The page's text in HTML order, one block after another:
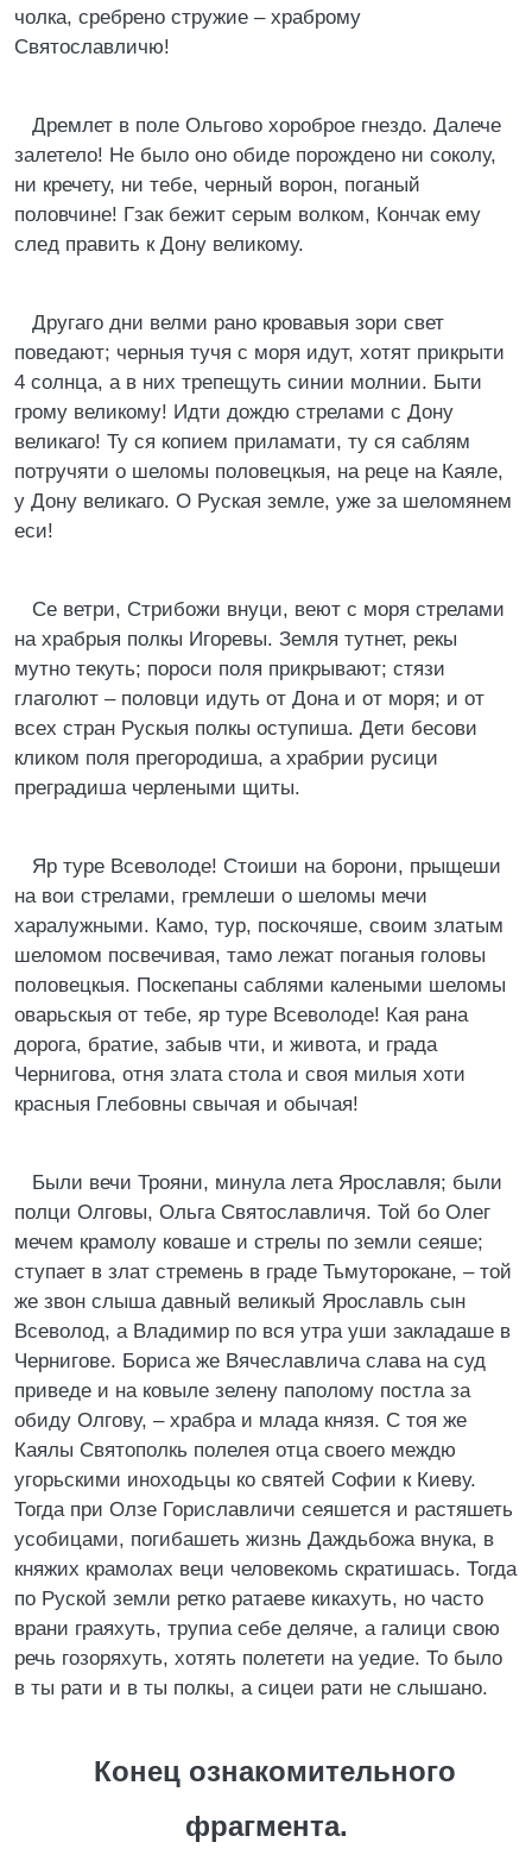
чолка, сребрено стружие – храброму
Святославличю!
Дремлет в поле Ольгово хороброе гнездо. Далече
залетело! Не было оно обиде порождено ни соколу,
ни кречету, ни тебе, черный ворон, поганый
половчине! Гзак бежит серым волком, Кончак ему
след править к Дону великому.
Другаго дни велми рано кровавыя зори свет
поведают; черныя тучя с моря идут, хотят прикрыти
4 солнца, а в них трепещуть синии молнии. Быти
грому великому! Идти дождю стрелами с Дону
великаго! Ту ся копием приламати, ту ся саблям
потручяти о шеломы половецкыя, на реце на Каяле,
у Дону великаго. О Руская земле, уже за шеломянем
еси!
Се ветри, Стрибожи внуци, веют с моря стрелами
на храбрыя полкы Игоревы. Земля тутнет, рекы
мутно текуть; пороси поля прикрывают; стязи
глаголют – половци идуть от Дона и от моря; и от
всех стран Рускыя полкы оступиша. Дети бесови
кликом поля прегородиша, а храбрии русици
преградиша черлеными щиты.
Яр туре Всеволоде! Стоиши на борони, прыщеши
на вои стрелами, гремлеши о шеломы мечи
харалужными. Камо, тур, поскочяше, своим златым
шеломом посвечивая, тамо лежат поганыя головы
половецкыя. Поскепаны саблями калеными шеломы
оварьскыя от тебе, яр туре Всеволоде! Кая рана
дорога, братие, забыв чти, и живота, и града
Чернигова, отня злата стола и своя милыя хоти
красныя Глебовны свычая и обычая!
Были вечи Трояни, минула лета Ярославля; были
полци Олговы, Ольга Святославличя. Той бо Олег
мечем крамолу коваше и стрелы по земли сеяше;
ступает в злат стремень в граде Тьмуторокане, – той
же звон слыша давный великый Ярославль сын
Всеволод, а Владимир по вся утра уши закладаше в
Чернигове. Бориса же Вячеславлича слава на суд
приведе и на ковыле зелену паполому постла за
обиду Олгову, – храбра и млада князя. С тоя же
Каялы Святополкь полелея отца своего междю
угорьскими иноходьцы ко святей Софии к Киеву.
Тогда при Олзе Гориславличи сеяшется и растяшеть
усобицами, погибашеть жизнь Даждьбожа внука, в
княжих крамолах веци человекомь скратишась. Тогда
по Руской земли ретко ратаеве кикахуть, но часто
врани граяхуть, трупиа себе деляче, а галици свою
речь гозоряхуть, хотять полетети на уедие. То было
в ты рати и в ты полкы, а сицеи рати не слышано.
Конец ознакомительного
фрагмента.